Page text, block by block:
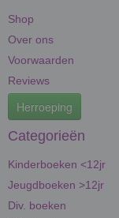
Shop
Over ons
Voorwaarden
Reviews
Herroeping
Categorieën
Kinderboeken <12jr
Jeugdboeken >12jr
Div. boeken